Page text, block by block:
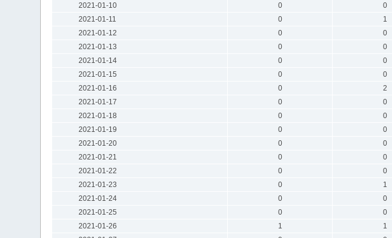
2021-01-10
0 0
2021-01-11
0 1
2021-01-12
0 0
2021-01-13
0 0
2021-01-14
0 0
2021-01-15
0 0
2021-01-16
0 2
2021-01-17
0 0
2021-01-18
0 0
2021-01-19
0 0
2021-01-20
0 0
2021-01-21
0 0
2021-01-22
0 0
2021-01-23
0 1
2021-01-24
0 0
2021-01-25
0 0
2021-01-26
1 1